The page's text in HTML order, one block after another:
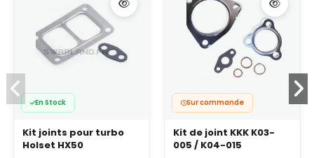
En Stock
Kit joints pour turbo
Holset HX50
Sur commande
Kit de joint KKK K03-
005 / K04-015